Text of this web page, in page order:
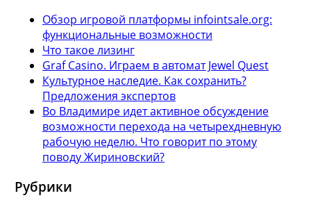
Обзор игровой платформы infointsale.org:
функциональные возможности
Что такое лизинг
Graf Casino. Играем в автомат Jewel Quest
Культурное наследие. Как сохранить?
Предложения экспертов
Во Владимире идет активное обсуждение
возможности перехода на четырехдневную
рабочую неделю. Что говорит по этому
поводу Жириновский?
Рубрики